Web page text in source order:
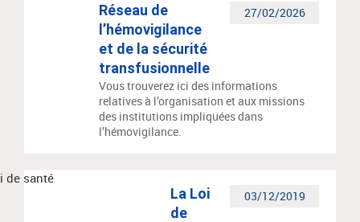
27/02/2026
Réseau de
l’hémovigilance
et de la sécurité
transfusionnelle
Vous trouverez ici des informations
relatives à l’organisation et aux missions
des institutions impliquées dans
l’hémovigilance.
03/12/2019
La Loi
de